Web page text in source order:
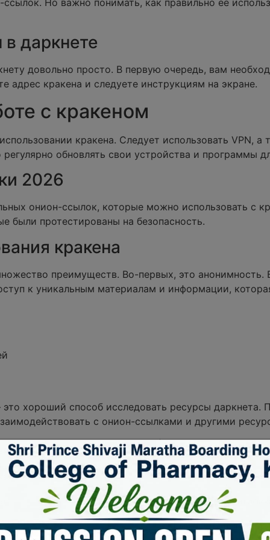
Но важно понимать, как правильно ее
в даркнете
довольно просто. В первую очередь, вам
адрес кракена и следуете инструкциям на экране.
с кракеном
кракена. Следует использовать VPN, а
обновлять свои устройства и программы
2026
онион-ссылок, которые можно использовать с
были протестированы на безопасность.
кракена
преимуществ. Во-первых, это
к уникальным материалам и информации,
хороший способ исследовать ресурсы даркнета.
с онион-ссылками и другими
Комментарий
Использование VPN
Отсутствие
Круглосуточный